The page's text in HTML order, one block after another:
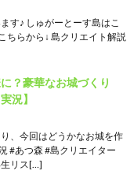
す♪ しゅがーとーす島はこ
ちらから↓ 島クリエイト解説
？豪華なお城づくり
況】
、今回はどうかなお城を作
#あつ森 #島クリエイター
生リス[…]